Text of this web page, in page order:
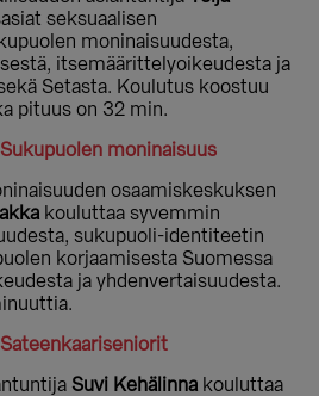
seksuaalisen
moninaisuudesta,
itsemäärittelyoikeudesta ja
Setasta. Koulutus koostuu
pituus on 32 min.
moninaisuus
osaamiskeskuksen
kouluttaa syvemmin
sukupuoli-identiteetin
korjaamisesta Suomessa
ja yhdenvertaisuudesta.
Suvi Kehälinna kouluttaa